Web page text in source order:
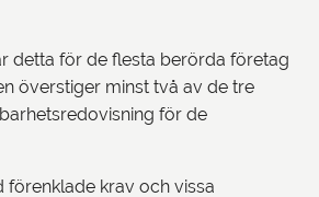
detta för de flesta berörda företag
överstiger minst två av de tre
för de
krav och vissa